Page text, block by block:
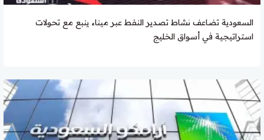
السعودية تضاعف نشاط تصدير النفط عبر ميناء ينبع مع تحولات
استراتيجية في أسواق الخليج